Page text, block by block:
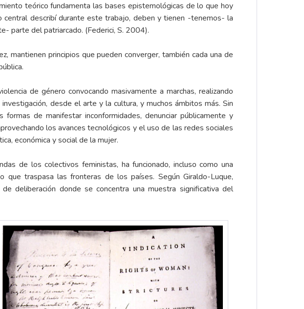
teórico fundamenta las bases epistemológicas de lo que hoy
describí durante este trabajo, deben y tienen -tenemos- la
parte del patriarcado. (Federici, S. 2004).
mantienen principios que pueden converger, también cada una de
de género convocando masivamente a marchas, realizando
desde el arte y la cultura, y muchos ámbitos más. Sin
de manifestar inconformidades, denunciar públicamente y
los avances tecnológicos y el uso de las redes sociales
económica y social de la mujer.
de los colectivos feministas, ha funcionado, incluso como una
que traspasa las fronteras de los países. Según Giraldo-Luque,
deliberación donde se concentra una muestra significativa del